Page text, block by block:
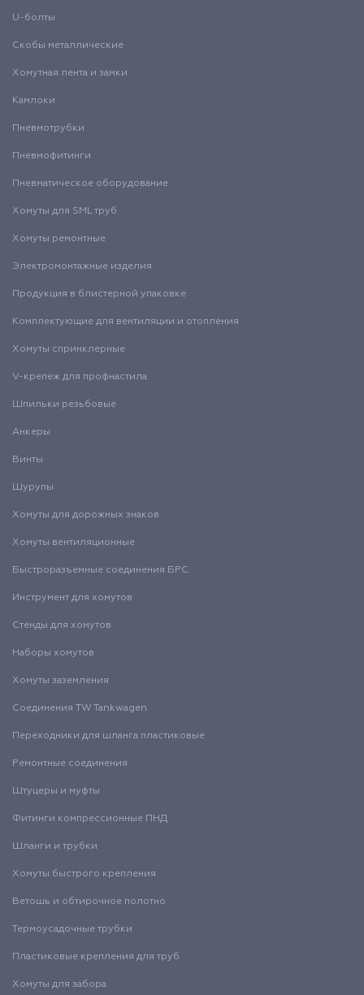
U-болты
Скобы металлические
Хомутная лента и замки
Камлоки
Пневмотрубки
Пневмофитинги
Пневматическое оборудование
Хомуты для SML труб
Хомуты ремонтные
Электромонтажные изделия
Продукция в блистерной упаковке
Комплектующие для вентиляции и отопления
Хомуты спринклерные
V-крепеж для профнастила
Шпильки резьбовые
Анкеры
Винты
Шурупы
Хомуты для дорожных знаков
Хомуты вентиляционные
Быстроразъемные соединения БРС
Инструмент для хомутов
Стенды для хомутов
Наборы хомутов
Хомуты заземления
Соединения TW Tankwagen
Переходники для шланга пластиковые
Ремонтные соединения
Штуцеры и муфты
Фитинги компрессионные ПНД
Шланги и трубки
Хомуты быстрого крепления
Ветошь и обтирочное полотно
Термоусадочные трубки
Пластиковые крепления для труб
Хомуты для забора